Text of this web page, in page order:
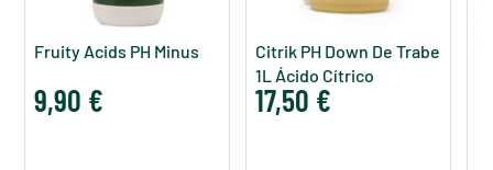
Fruity Acids PH Minus
9,90 €
Citrik PH Down De Trabe
1L Ácido Cítrico
17,50 €